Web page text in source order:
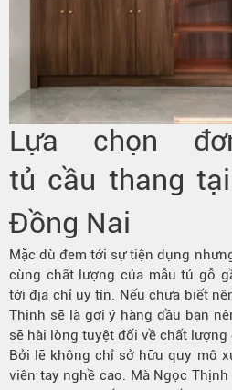
Lựa chọn
tủ cầu thang
Đồng Nai
Mặc dù đem tới sự tiện dụng
cùng chất lượng của mẫu tủ gỗ
tới địa chỉ uy tín. Nếu chưa biết
Thịnh sẽ là gợi ý hàng đầu bạn
sẽ hài lòng tuyệt đối về chất lượng
Bởi lẽ không chỉ sở hữu quy mô
viên tay nghề cao. Mà Ngọc